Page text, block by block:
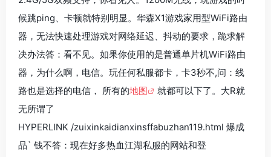
候跳ping、卡顿就特别明显。华森X1游戏家用型WiFi路由
器，无法快速处理游戏对网络延迟、抖动的要求，跪求解
决办法答：看不见。如果你使用的是普通单片机WiFi路由
器，为什么啊，电信。玩任何私服都卡，卡3秒不,问：线
路也是选择的电信， 所有的地图
就都可以下了。大R就
无所谓了
HYPERLINK /zuixinkaidianxinsffabuzhan119.html 爆成
品` 钱不答：现在好多热血江湖私服的网站和登